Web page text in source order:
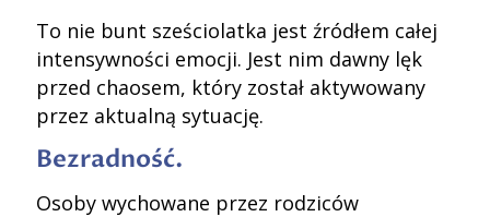
To nie bunt sześciolatka jest źródłem całej
intensywności emocji. Jest nim dawny lęk
przed chaosem, który został aktywowany
przez aktualną sytuację.
Bezradność.
Osoby wychowane przez rodziców